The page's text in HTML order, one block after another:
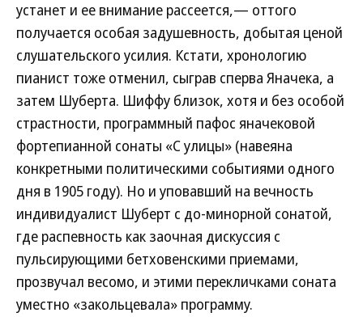
устанет и ее внимание рассеется,— оттого
получается особая задушевность, добытая ценой
слушательского усилия. Кстати, хронологию
пианист тоже отменил, сыграв сперва Яначека, а
затем Шуберта. Шиффу близок, хотя и без особой
страстности, программный пафос яначековой
фортепианной сонаты «С улицы» (навеяна
конкретными политическими событиями одного
дня в 1905 году). Но и уповавший на вечность
индивидуалист Шуберт с до-минорной сонатой,
где распевность как заочная дискуссия с
пульсирующими бетховенскими приемами,
прозвучал весомо, и этими перекличками соната
уместно «закольцевала» программу.